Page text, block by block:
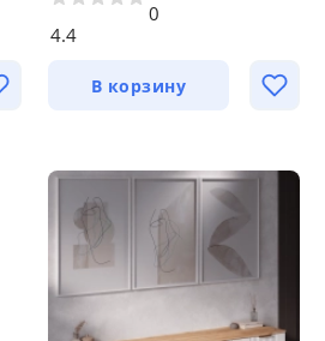
4.4
0
В корзину